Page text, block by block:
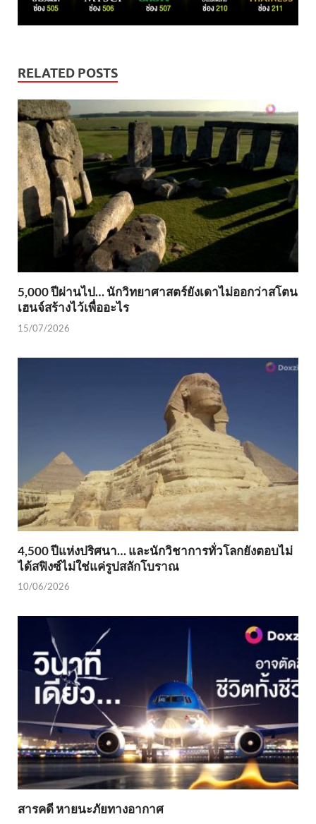
RELATED POSTS
5,000 ปีผ่านไป… นักวิทยาศาสตร์ยังเดาไม่ออกว่าสโตน
เฮนจ์สร้างไว้เพื่ออะไร
15/07/2026
4,500 ปีแห่งปริศนา… และนักวิชาการทั่วโลกยังตอบไม่
ได้สฟิงซ์ไม่ใช่แค่รูปสลักโบราณ
10/06/2026
สารคดี หายนะภัยทางอากาศ